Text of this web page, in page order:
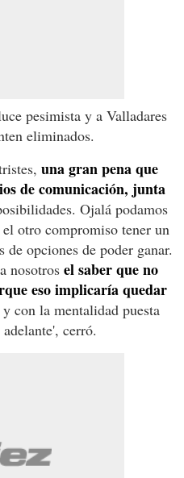
pesimista y a Valladares
eliminados.
una gran pena que
de comunicación, junta
Ojalá podamos
otro compromiso tener un
opciones de poder ganar.
nosotros el saber que no
eso implicaría quedar
con la mentalidad puesta
cerró.